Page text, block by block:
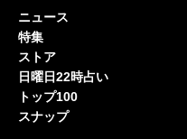
ニュース
特集
ストア
日曜日22時占い
トップ100
スナップ